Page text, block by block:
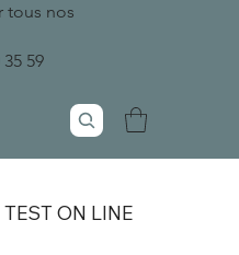
tous nos
35 59
TEST ON LINE